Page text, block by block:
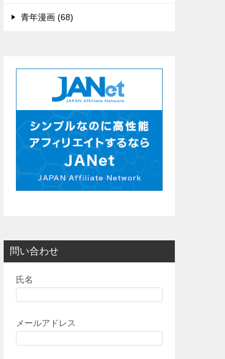
青年漫画 (68)
問い合わせ
氏名
メールアドレス